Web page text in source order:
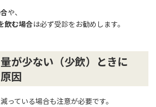
や、
飲む場合は必ず受診をお勧めします。
が少ない（少飲）ときに
因
っている場合も注意が必要です。